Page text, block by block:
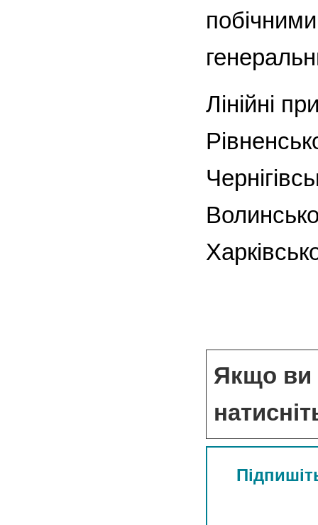
Лінійні
Якщо ви